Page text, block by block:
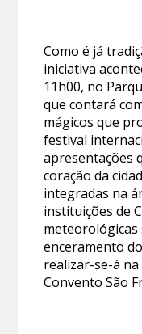
Como é já
iniciativa
11h00, no
que contará
mágicos que
festival
apresentações
coração da
integradas na
instituições de
meteorológicas
enceramento
realizar-se-á
Convento São